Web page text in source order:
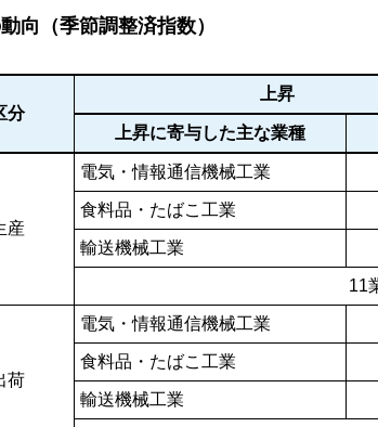
向（季節調整済指数）
分
上昇
上昇に寄与した主な業種
産
電気・情報通信機械工業
食料品・たばこ工業
輸送機械工業
11
荷
電気・情報通信機械工業
食料品・たばこ工業
輸送機械工業